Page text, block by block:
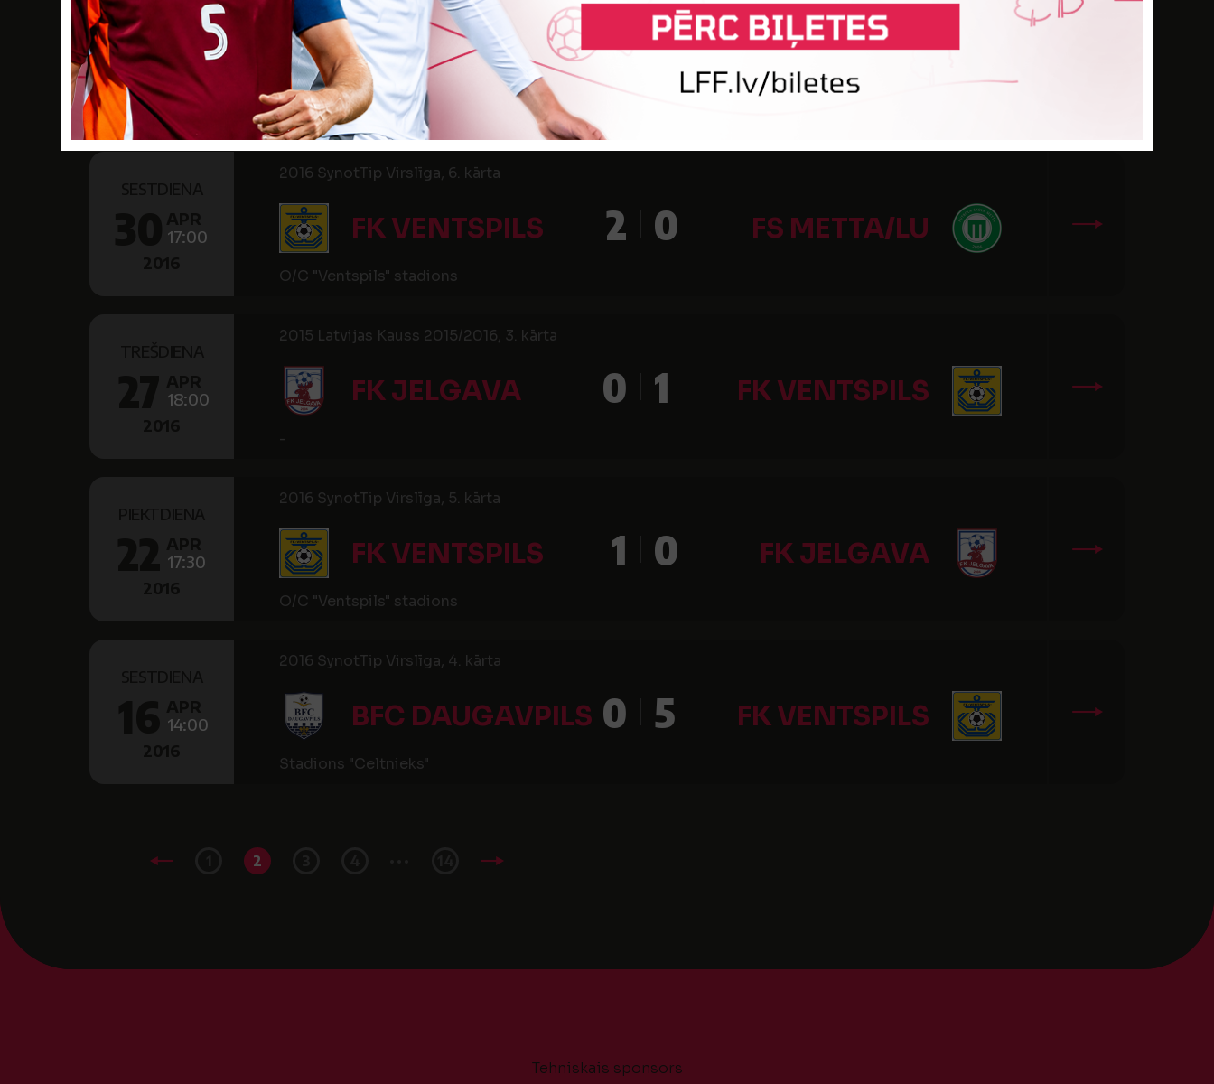
TREŠDIENA
4 MAI
16:00
2016
2015 Latvijas Kauss 2015/2016, 3. kārta
FK VENTSPILS 0 FK JELGAVA
2
-
17:00
2016 SynotTip Virslīga, 6. kārta
FK VENTSPILS 2 FS METTA/LU
0
O/C "Ventspils" stadions
18:00
2015 Latvijas Kauss 2015/2016, 3. kārta
FK JELGAVA 0 FK VENTSPILS
1
-
17:30
2016 SynotTip Virslīga, 5. kārta
FK VENTSPILS 1 FK JELGAVA
0
O/C "Ventspils" stadions
14:00
2016 SynotTip Virslīga, 4. kārta
BFC DAUGAVPILS 0 FK VENTSPILS
5
Stadions "Celtnieks"
2
Tehniskais sponsors